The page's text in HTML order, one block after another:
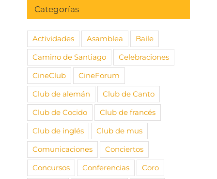
Categorías
Actividades Asamblea
Baile
Camino de Santiago
Celebraciones
CineClub
CineForum
Club de alemán
Club de Canto
Club de Cocido
Club de francés
Club de inglés
Club de mus
Comunicaciones
Conciertos
Concursos
Conferencias
Coro